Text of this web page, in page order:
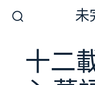
換
未
十二